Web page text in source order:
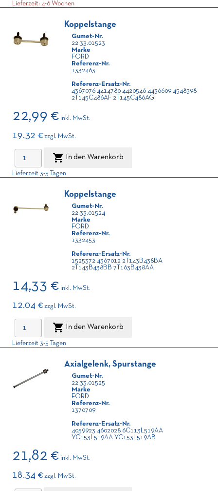
Lieferzeit: 4-6 Wochen
Koppelstange
Gumet-Nr.
22.33.01523
Marke
FORD
Referenz-Nr.
1332463
Referenz-Ersatz-Nr.
4367076 4414780 4420546 4436609 4548398
2T145C486AF 2T145C486AG
22,99 € inkl. MwSt.
19.32 € zzgl. MwSt.
 In den Warenkorb
Lieferzeit 3-5 Tagen
Koppelstange
Gumet-Nr.
22.33.01524
Marke
FORD
Referenz-Nr.
1332453
Referenz-Ersatz-Nr.
1525372 4367012 2T143B438BA
2T143B438BB 7T163B438AA
14,33 € inkl. MwSt.
12.04 € zzgl. MwSt.
 In den Warenkorb
Lieferzeit 3-5 Tagen
Axialgelenk, Spurstange
Gumet-Nr.
22.33.01525
Marke
FORD
Referenz-Nr.
1370709
Referenz-Ersatz-Nr.
4059923 4602028 6C113L519AA
YC153L519AA YC153L519AB
21,82 € inkl. MwSt.
18.34 € zzgl. MwSt.